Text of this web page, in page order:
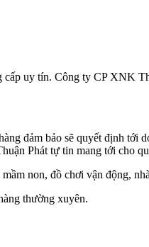
uy tín. Công ty CP XNK
đảm bảo sẽ quyết định tới
Phát tự tin mang tới cho
non, đồ chơi vận động,
thường xuyên.